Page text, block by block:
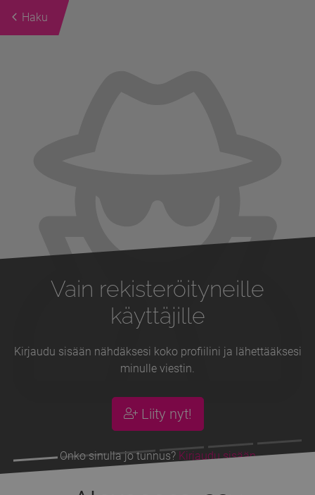
Haku
Vain rekisteröityneille
käyttäjille
Kirjaudu sisään nähdäksesi koko profiilini ja lähettääksesi
minulle viestin.
Liity nyt!
Onko sinulla jo tunnus? Kirjaudu sisään